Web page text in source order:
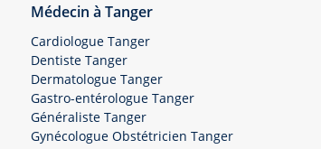
Médecin à Tanger
Cardiologue Tanger
Dentiste Tanger
Dermatologue Tanger
Gastro-entérologue Tanger
Généraliste Tanger
Gynécologue Obstétricien Tanger